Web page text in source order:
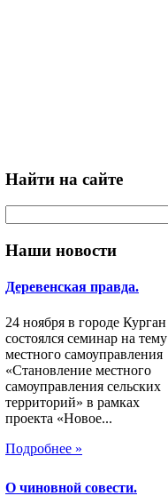
Найти на сайте
Наши новости
Деревенская правда.
24 ноября в городе Курган
состоялся семинар на тему
местного самоуправления
«Становление местного
самоуправления сельских
территорий» в рамках
проекта «Новое...
Подробнее »
О чиновной совести.